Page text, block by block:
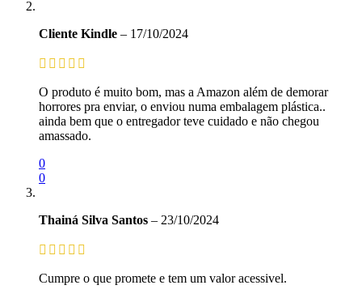
Cliente Kindle – 17/10/2024
O produto é muito bom, mas a Amazon além de demorar
horrores pra enviar, o enviou numa embalagem plástica..
ainda bem que o entregador teve cuidado e não chegou
amassado.
0
0
Thainá Silva Santos – 23/10/2024
Cumpre o que promete e tem um valor acessivel.